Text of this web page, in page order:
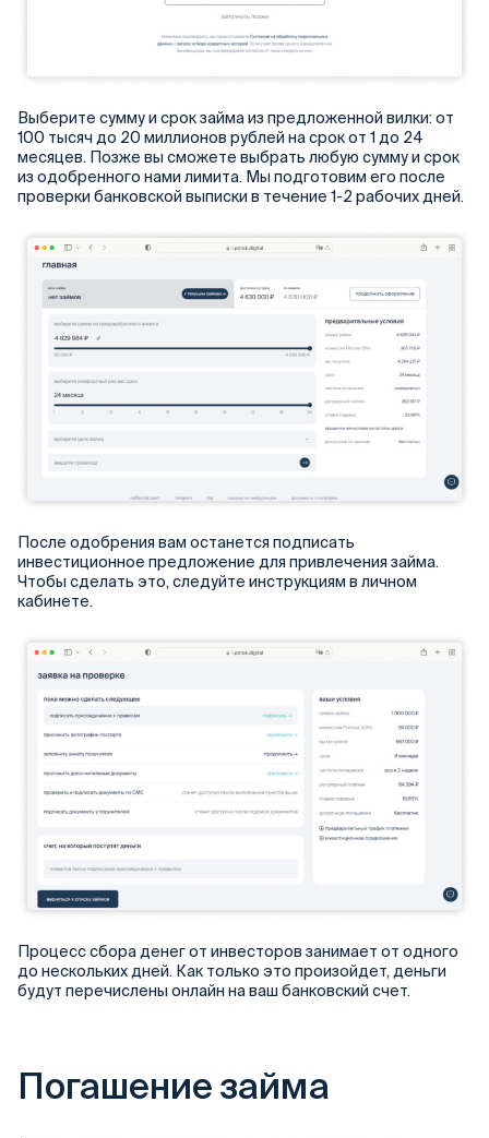
Выберите сумму и срок займа из предложенной вилки: от
100 тысяч до 20 миллионов рублей на срок от 1 до 24
месяцев. Позже вы сможете выбрать любую сумму и срок
из одобренного нами лимита. Мы подготовим его после
проверки банковской выписки в течение 1-2 рабочих дней.
После одобрения вам останется подписать
инвестиционное предложение для привлечения займа.
Чтобы сделать это, следуйте инструкциям в личном
кабинете.
Процесс сбора денег от инвесторов занимает от одного
до нескольких дней. Как только это произойдет, деньги
будут перечислены онлайн на ваш банковский счет.
Погашение займа